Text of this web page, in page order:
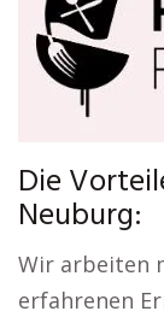
Die
Neuburg:
Wir arbeiten
erfahrenen